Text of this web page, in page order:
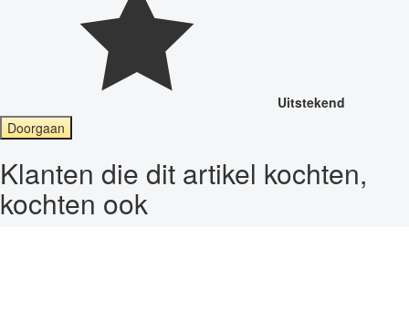
Uitstekend
Doorgaan
Klanten die dit artikel kochten,
kochten ook